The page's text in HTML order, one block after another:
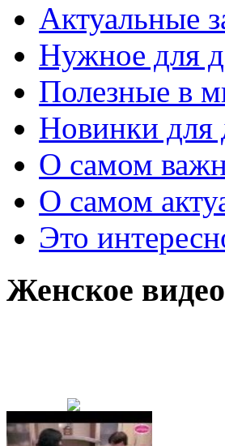
Актуальные
Нужное для
Полезные в
Новинки для
О самом
О самом
Это
Женское видео